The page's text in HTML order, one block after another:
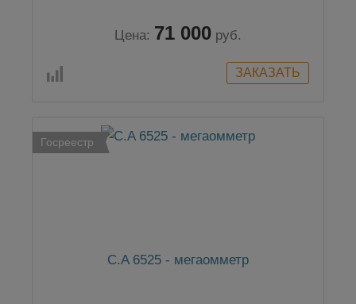
Цена: 71 000 руб.
Госреестр
C.A 6525 - мегаомметр